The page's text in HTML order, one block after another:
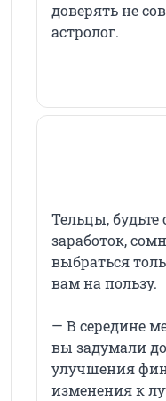
доверять не
астролог.
Тельцы,
заработок,
выбраться
вам на пользу.
— В середине
вы задумали
улучшения
изменения к